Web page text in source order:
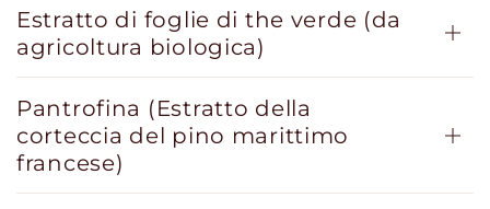
Estratto di foglie di the verde (da
agricoltura biologica)
Pantrofina (Estratto della
corteccia del pino marittimo
francese)